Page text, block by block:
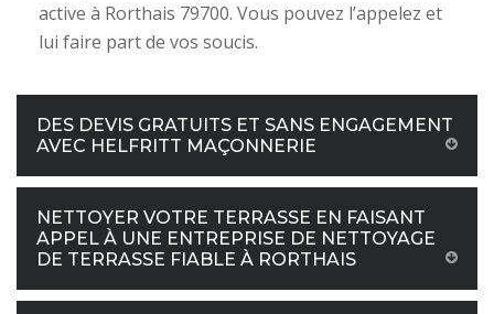
active à Rorthais 79700. Vous pouvez l’appelez et
lui faire part de vos soucis.
DES DEVIS GRATUITS ET SANS ENGAGEMENT
AVEC HELFRITT MAÇONNERIE
NETTOYER VOTRE TERRASSE EN FAISANT
APPEL À UNE ENTREPRISE DE NETTOYAGE
DE TERRASSE FIABLE À RORTHAIS